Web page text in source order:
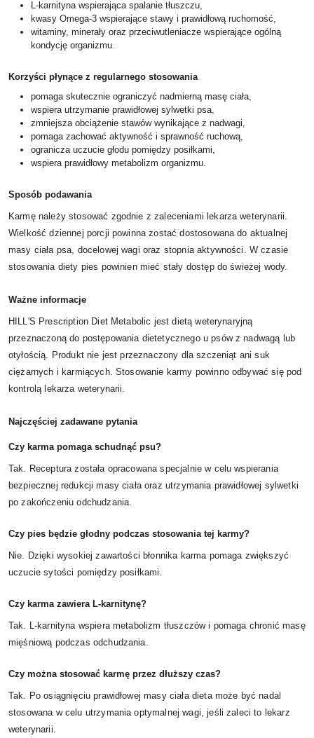
L-karnityna wspierająca spalanie tłuszczu,
kwasy Omega-3 wspierające stawy i prawidłową ruchomość,
witaminy, minerały oraz przeciwutleniacze wspierające ogólną
kondycję organizmu.
Korzyści płynące z regularnego stosowania
pomaga skutecznie ograniczyć nadmierną masę ciała,
wspiera utrzymanie prawidłowej sylwetki psa,
zmniejsza obciążenie stawów wynikające z nadwagi,
pomaga zachować aktywność i sprawność ruchową,
ogranicza uczucie głodu pomiędzy posiłkami,
wspiera prawidłowy metabolizm organizmu.
Sposób podawania
Karmę należy stosować zgodnie z zaleceniami lekarza weterynarii.
Wielkość dziennej porcji powinna zostać dostosowana do aktualnej
masy ciała psa, docelowej wagi oraz stopnia aktywności. W czasie
stosowania diety pies powinien mieć stały dostęp do świeżej wody.
Ważne informacje
HILL'S Prescription Diet Metabolic jest dietą weterynaryjną
przeznaczoną do postępowania dietetycznego u psów z nadwagą lub
otyłością. Produkt nie jest przeznaczony dla szczeniąt ani suk
ciężarnych i karmiących. Stosowanie karmy powinno odbywać się pod
kontrolą lekarza weterynarii.
Najczęściej zadawane pytania
Czy karma pomaga schudnąć psu?
Tak. Receptura została opracowana specjalnie w celu wspierania
bezpiecznej redukcji masy ciała oraz utrzymania prawidłowej sylwetki
po zakończeniu odchudzania.
Czy pies będzie głodny podczas stosowania tej karmy?
Nie. Dzięki wysokiej zawartości błonnika karma pomaga zwiększyć
uczucie sytości pomiędzy posiłkami.
Czy karma zawiera L-karnitynę?
Tak. L-karnityna wspiera metabolizm tłuszczów i pomaga chronić masę
mięśniową podczas odchudzania.
Czy można stosować karmę przez dłuższy czas?
Tak. Po osiągnięciu prawidłowej masy ciała dieta może być nadal
stosowana w celu utrzymania optymalnej wagi, jeśli zaleci to lekarz
weterynarii.